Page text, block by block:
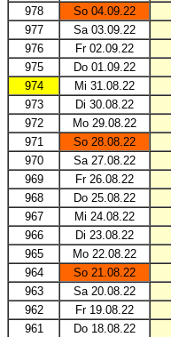
978
So 04.09.22
977
Sa 03.09.22
976
Fr 02.09.22
975
Do 01.09.22
974
Mi 31.08.22
973
Di 30.08.22
972
Mo 29.08.22
971
So 28.08.22
970
Sa 27.08.22
969
Fr 26.08.22
968
Do 25.08.22
967
Mi 24.08.22
966
Di 23.08.22
965
Mo 22.08.22
964
So 21.08.22
963
Sa 20.08.22
962
Fr 19.08.22
961
Do 18.08.22